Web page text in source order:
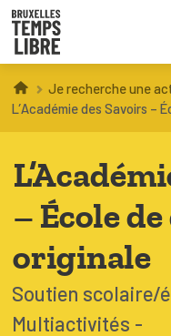
Infos parents
Coordinations
VOUS
À
Je recherche une
L’Académie des Savoirs –
– École
originale
Soutien scolaire/
Multiactivités